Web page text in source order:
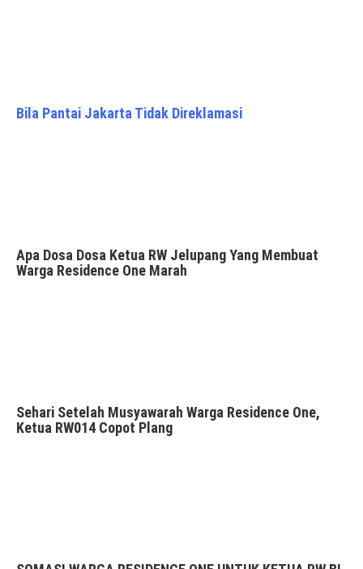
Bila Pantai Jakarta Tidak Direklamasi
Apa Dosa Dosa Ketua RW Jelupang Yang Membuat
Warga Residence One Marah
Sehari Setelah Musyawarah Warga Residence One,
Ketua RW014 Copot Plang